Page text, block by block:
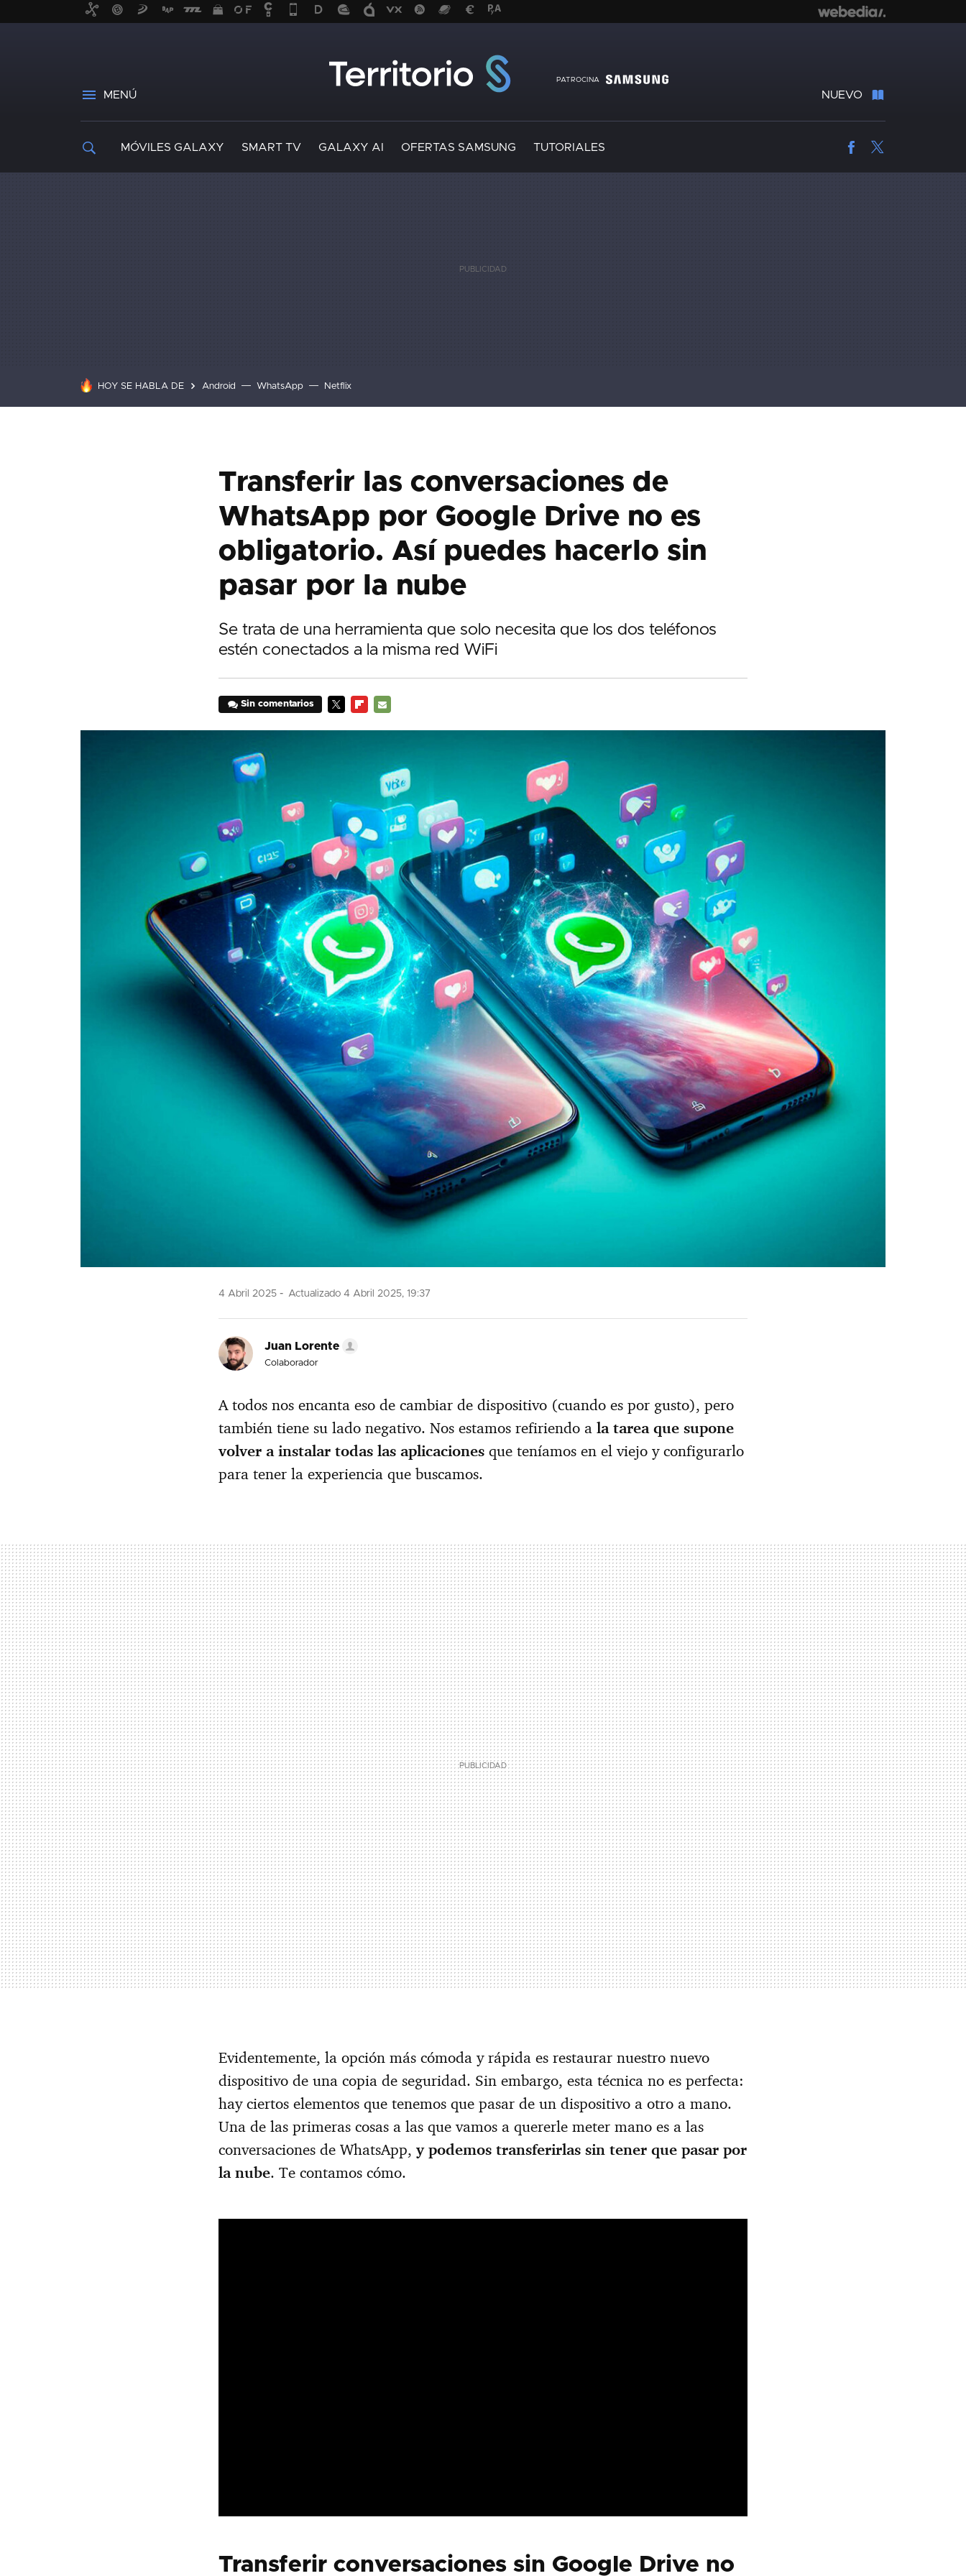
PATROCINA
MENÚ NUEVO
MÓVILES GALAXY SMART TV GALAXY AI OFERTAS SAMSUNG TUTORIALES Facebook
HOY SE HABLA DE Android WhatsApp Netflix
Transferir las conversaciones de
WhatsApp por Google Drive no es
obligatorio. Así puedes hacerlo sin
pasar por la nube
Se trata de una herramienta que solo necesita que los dos teléfonos
estén conectados a la misma red WiFi
Sin comentarios
4 Abril 2025 Actualizado 4 Abril 2025, 19:37
Juan Lorente
Colaborador
A todos nos encanta eso de cambiar de dispositivo (cuando es por gusto), pero
también tiene su lado negativo. Nos estamos refiriendo a la tarea que supone
volver a instalar todas las aplicaciones que teníamos en el viejo y configurarlo
para tener la experiencia que buscamos.
Evidentemente, la opción más cómoda y rápida es restaurar nuestro nuevo
dispositivo de una copia de seguridad. Sin embargo, esta técnica no es perfecta:
hay ciertos elementos que tenemos que pasar de un dispositivo a otro a mano.
Una de las primeras cosas a las que vamos a quererle meter mano es a las
conversaciones de WhatsApp, y podemos transferirlas sin tener que pasar por
la nube. Te contamos cómo.
Transferir conversaciones sin Google Drive no